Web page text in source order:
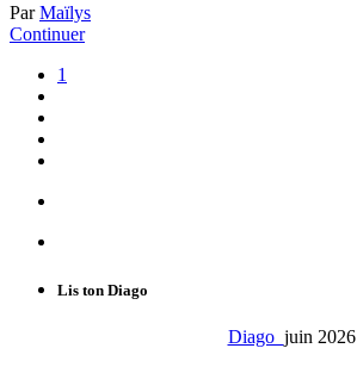
ParMaïlys
Continuer
1
Lis ton Diago
Diago juin 2026